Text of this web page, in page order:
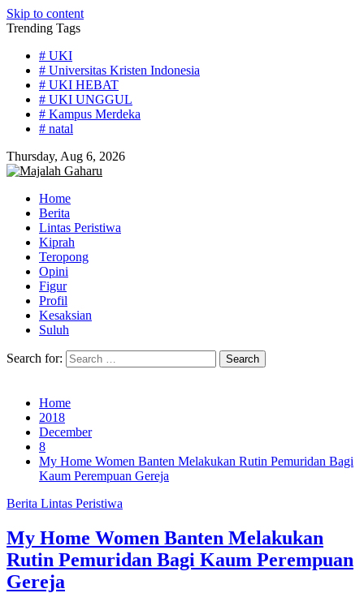
Skip to content
Trending Tags
# UKI
# Universitas Kristen Indonesia
# UKI HEBAT
# UKI UNGGUL
# Kampus Merdeka
# natal
Thursday, Aug 6, 2026
Home
Berita
Lintas Peristiwa
Kiprah
Teropong
Opini
Figur
Profil
Kesaksian
Suluh
Search for:
Home
2018
December
8
My Home Women Banten Melakukan Rutin Pemuridan Bagi
Kaum Perempuan Gereja
Berita Lintas Peristiwa
My Home Women Banten Melakukan
Rutin Pemuridan Bagi Kaum Perempuan
Gereja